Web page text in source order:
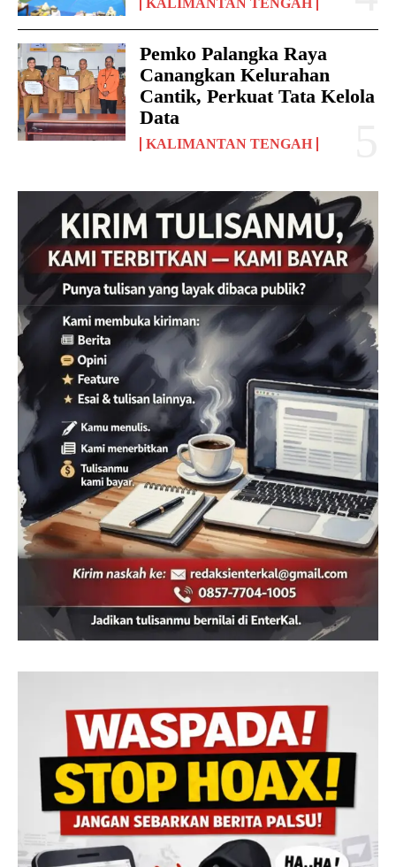
Pemko Palangka Raya
Canangkan Kelurahan
Cantik, Perkuat Tata Kelola
Data
KALIMANTAN TENGAH